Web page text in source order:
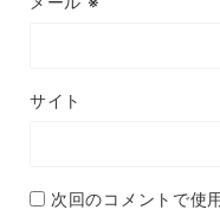
サイト
次回のコメントで使